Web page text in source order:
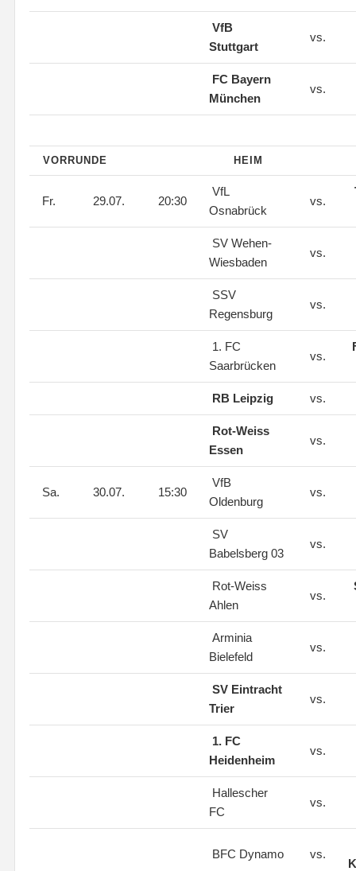
VfB
Stuttgart
vs.
FC Bayern
München
vs.
VORRUNDE HEIM
Fr. 29.07. 20:30
VfL
Osnabrück
vs.
SV Wehen-
Wiesbaden
vs.
SSV
Regensburg
vs.
1. FC
Saarbrücken
vs.
RB Leipzig vs.
Rot-Weiss
Essen
vs.
Sa. 30.07. 15:30
VfB
Oldenburg
vs.
SV
Babelsberg 03
vs.
Rot-Weiss
Ahlen
vs.
Arminia
Bielefeld
vs.
SV Eintracht
Trier
vs.
1. FC
Heidenheim
vs.
Hallescher
FC
vs.
BFC Dynamo vs.